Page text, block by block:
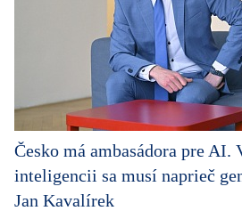
Česko má ambasádora pre
inteligencii sa musí naprieč
Jan Kavalírek